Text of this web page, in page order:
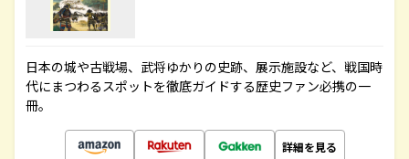
日本の城や古戦場、武将ゆかりの史跡、展示施設など、戦国時
代にまつわるスポットを徹底ガイドする歴史ファン必携の一
冊。
詳細を見る